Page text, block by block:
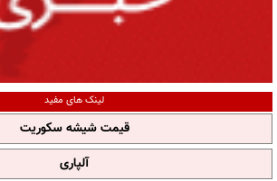
لینک های مفید
قیمت شیشه سکوریت
آلپاری